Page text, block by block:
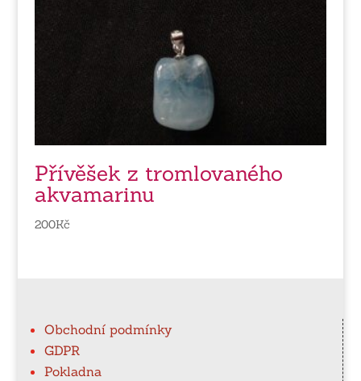
Přívěšek z tromlovaného
akvamarinu
200Kč
Obchodní podmínky
GDPR
Pokladna